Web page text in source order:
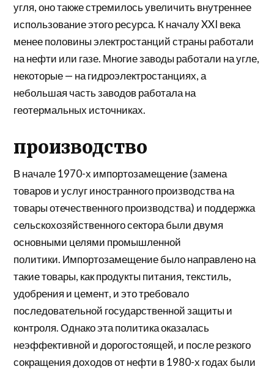
угля, оно также стремилось увеличить внутреннее
использование этого ресурса. К началу XXI века
менее половины электростанций страны работали
на нефти или газе. Многие заводы работали на угле,
некоторые — на гидроэлектростанциях, а
небольшая часть заводов работала на
геотермальных источниках.
производство
В начале 1970-х импортозамещение(замена
товаров и услуг иностранного производства на
товары отечественного производства) и поддержка
сельскохозяйственного сектора были двумя
основными целями промышленной
политики. Импортозамещение было направлено на
такие товары, как продукты питания, текстиль,
удобрения и цемент, и это требовало
последовательной государственной защиты и
контроля. Однако эта политика оказалась
неэффективной и дорогостоящей, и после резкого
сокращения доходов от нефти в 1980-х годах были